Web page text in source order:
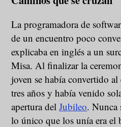
La programadora de
de un encuentro poco
explicaba en inglés a un
Misa. Al finalizar la
joven se había convertido
tres años y había venido
apertura delJubileo. Nunca
lo único que los unía era el